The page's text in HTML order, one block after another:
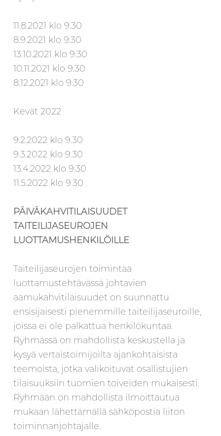
11.8.2021 klo 9.30
8.9.2021 klo 9.30
13.10.2021 klo 9.30
10.11.2021 klo 9.30
8.12.2021 klo 9.30
Kevät 2022
9.2.2022 klo 9.30
9.3.2022 klo 9.30
13.4.2022 klo 9.30
11.5.2022 klo 9.30
PÄIVÄKAHVITILAISUUDET
TAITEILIJASEUROJEN
LUOTTAMUSHENKILÖILLE
Taiteilijaseurojen toimintaa
luottamustehtävässä johtavien
aamukahvitilaisuudet on suunnattu
ensisijaisesti pienemmille taiteilijaseuroille,
joissa ei ole palkattua henkilökuntaa.
Ryhmässä on mahdollista keskustella ja
kysyä vertaistoimijoilta ajankohtaisista
teemoista, jotka valikoituvat osallistujien
tilaisuuksiin tuomien toiveiden mukaisesti.
Ryhmään on mahdollista ilmoittautua
mukaan lähettämällä sähköpostia liiton
toiminnanjohtajalle.